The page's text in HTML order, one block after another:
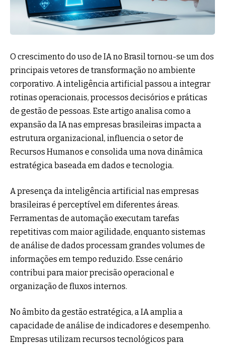
O crescimento do uso de IA no Brasil tornou-se um dos
principais vetores de transformação no ambiente
corporativo. A inteligência artificial passou a integrar
rotinas operacionais, processos decisórios e práticas
de gestão de pessoas. Este artigo analisa como a
expansão da IA nas empresas brasileiras impacta a
estrutura organizacional, influencia o setor de
Recursos Humanos e consolida uma nova dinâmica
estratégica baseada em dados e tecnologia.
A presença da inteligência artificial nas empresas
brasileiras é perceptível em diferentes áreas.
Ferramentas de automação executam tarefas
repetitivas com maior agilidade, enquanto sistemas
de análise de dados processam grandes volumes de
informações em tempo reduzido. Esse cenário
contribui para maior precisão operacional e
organização de fluxos internos.
No âmbito da gestão estratégica, a IA amplia a
capacidade de análise de indicadores e desempenho.
Empresas utilizam recursos tecnológicos para